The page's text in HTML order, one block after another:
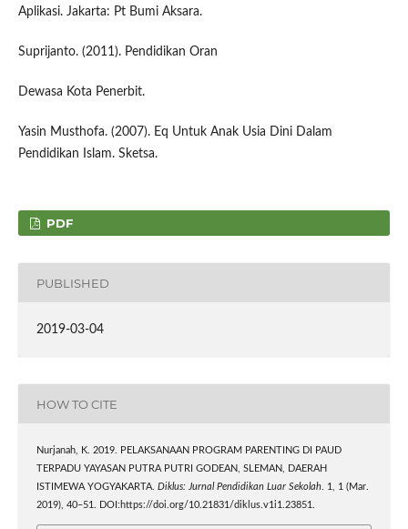
Aplikasi. Jakarta: Pt Bumi Aksara.
Suprijanto. (2011). Pendidikan Oran
Dewasa Kota Penerbit.
Yasin Musthofa. (2007). Eq Untuk Anak Usia Dini Dalam
Pendidikan Islam. Sketsa.
PDF
PUBLISHED
2019-03-04
HOW TO CITE
Nurjanah, K. 2019. PELAKSANAAN PROGRAM PARENTING DI PAUD
TERPADU YAYASAN PUTRA PUTRI GODEAN, SLEMAN, DAERAH
ISTIMEWA YOGYAKARTA. Diklus: Jurnal Pendidikan Luar Sekolah. 1, 1 (Mar.
2019), 40–51. DOI:https://doi.org/10.21831/diklus.v1i1.23851.